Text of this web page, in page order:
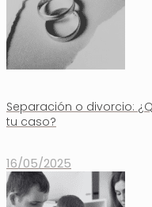
Separación o divorcio:
tu caso?
16/05/2025